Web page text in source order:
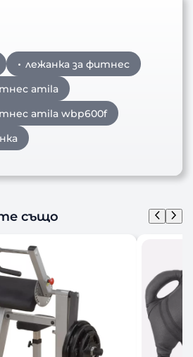
лежанка за фитнес
amila
amila wbp600f
също